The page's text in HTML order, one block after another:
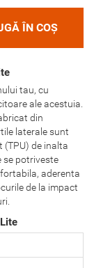
ÎN COȘ
tau, cu
ale acestuia.
din
laterale sunt
de inalta
se potriveste
aderenta
de la impact